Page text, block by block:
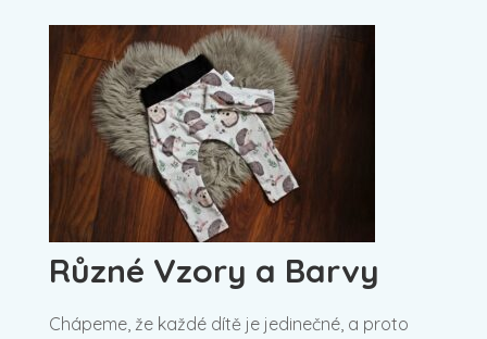
Různé Vzory a Barvy
Chápeme, že každé dítě je jedinečné, a proto